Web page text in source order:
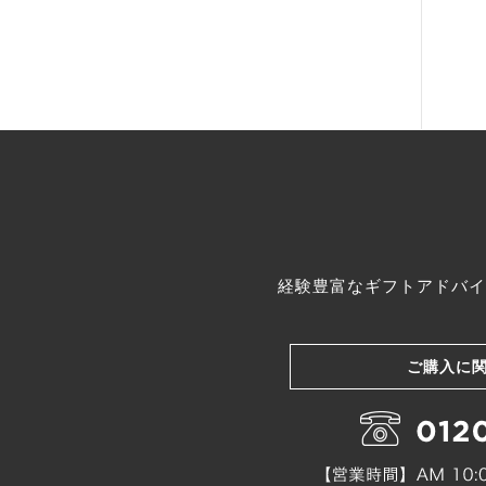
経験豊富なギフトアドバ
ご購入に